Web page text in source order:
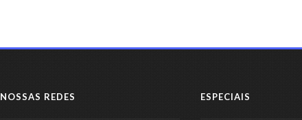
NOSSAS REDES ESPECIAIS